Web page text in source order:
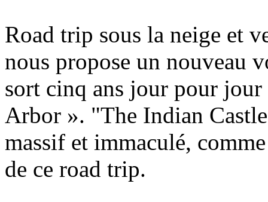
Road trip sous la neige et
nous propose un nouveau
sort cinq ans jour pour jour
Arbor ». "The Indian
massif et immaculé,
de ce road trip.